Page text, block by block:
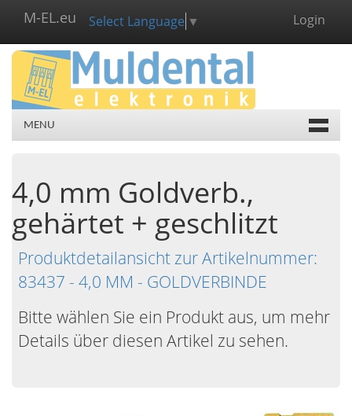
M-EL.eu Select Language ▼ Login
MENU
4,0 mm Goldverb.,
gehärtet + geschlitzt
Produktdetailansicht zur Artikelnummer:
83437 - 4,0 MM - GOLDVERBINDE
Bitte wählen Sie ein Produkt aus, um mehr
Details über diesen Artikel zu sehen.